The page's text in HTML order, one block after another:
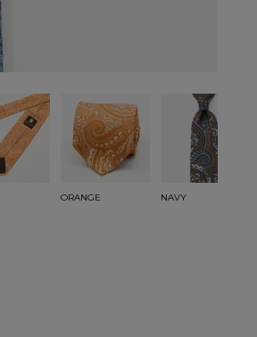
ORANGE NAVY